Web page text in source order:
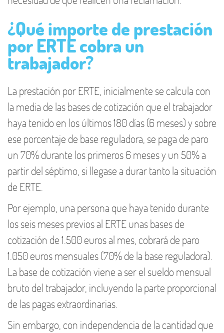
¿Qué importe de prestación
por ERTE cobra un
trabajador?
La prestación por ERTE, inicialmente se calcula con
la media de las bases de cotización que el trabajador
haya tenido en los últimos 180 días (6 meses) y sobre
ese porcentaje de base reguladora, se paga de paro
un 70% durante los primeros 6 meses y un 50% a
partir del séptimo, si llegase a durar tanto la situación
de ERTE.
Por ejemplo, una persona que haya tenido durante
los seis meses previos al ERTE unas bases de
cotización de 1.500 euros al mes, cobrará de paro
1.050 euros mensuales (70% de la base reguladora).
La base de cotización viene a ser el sueldo mensual
bruto del trabajador, incluyendo la parte proporcional
de las pagas extraordinarias.
Sin embargo, con independencia de la cantidad que